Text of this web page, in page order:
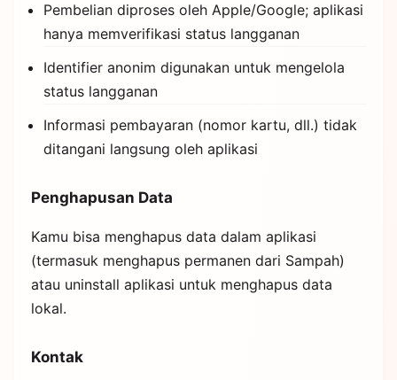
Pembelian diproses oleh Apple/Google; aplikasi
hanya memverifikasi status langganan
Identifier anonim digunakan untuk mengelola
status langganan
Informasi pembayaran (nomor kartu, dll.) tidak
ditangani langsung oleh aplikasi
Penghapusan Data
Kamu bisa menghapus data dalam aplikasi
(termasuk menghapus permanen dari Sampah)
atau uninstall aplikasi untuk menghapus data
lokal.
Kontak